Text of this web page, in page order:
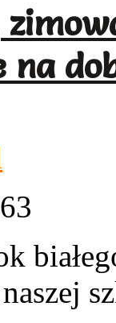
na